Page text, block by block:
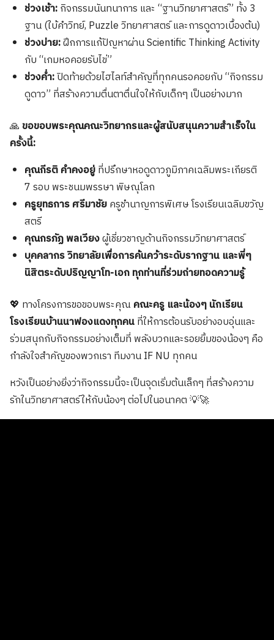
ช่วงเช้า:กิจกรรมนันทนาการ และ “ฐานวิทยาศาสตร์” ทั้ง 3
ฐาน (ใบ้คำวิทย์, Puzzle วิทยาศาสตร์ และการดูดาวเบื้องต้น)
ช่วงบ่าย:ฝึกการแก้ปัญหาผ่าน Scientific Thinking Activity
กับ “เกมหอคอยรับไข่”
ช่วงค่ำ:ปิดท้ายด้วยไฮไลท์สำคัญที่ทุกคนรอคอยกับ “กิจกรรม
ดูดาว” ที่สร้างความตื่นตาตื่นใจให้กับเด็กๆ เป็นอย่างมาก
🙏ขอขอบพระคุณคณะวิทยากรและผู้สนับสนุนความสำเร็จใน
ครั้งนี้:
คุณกีรติ คำคงอยู่ที่ปรึกษาหอดูดาวภูมิภาคเฉลิมพระเกียรติ
7 รอบ พระชนมพรรษา พิษณุโลก
ครูยุทธการ ศรีมาชัยครูชำนาญการพิเศษ โรงเรียนเฉลิมขวัญ
สตรี
คุณกรภัฏ พลเวียงผู้เชี่ยวชาญด้านกิจกรรมวิทยาศาสตร์
บุคคลากร วิทยาลัยเพื่อการค้นคว้าระดับรากฐาน และพี่ๆ
นิสิตระดับปริญญาโท-เอก ทุกท่านที่ร่วมถ่ายทอดความรู้
💖 ทางโครงการขอขอบพระคุณ คณะครู และน้องๆ นักเรียน
โรงเรียนบ้านนาฟองแดงทุกคนที่ให้การต้อนรับอย่างอบอุ่นและ
ร่วมสนุกกับกิจกรรมอย่างเต็มที่ พลังบวกและรอยยิ้มของน้องๆ คือ
กำลังใจสำคัญของพวกเรา ทีมงาน IF NU ทุกคน
หวังเป็นอย่างยิ่งว่ากิจกรรมนี้จะเป็นจุดเริ่มต้นเล็กๆ ที่สร้างความ
รักในวิทยาศาสตร์ให้กับน้องๆ ต่อไปในอนาคต 💡🚀